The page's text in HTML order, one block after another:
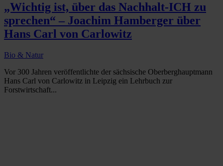
„Wichtig ist, über das Nachhalt-ICH zu
sprechen“ – Joachim Hamberger über
Hans Carl von Carlowitz
Bio & Natur
Vor 300 Jahren veröffentlichte der sächsische Oberberghauptmann
Hans Carl von Carlowitz in Leipzig ein Lehrbuch zur
Forstwirtschaft...